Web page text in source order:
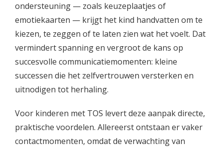
ondersteuning — zoals keuzeplaatjes of
emotiekaarten — krijgt het kind handvatten om te
kiezen, te zeggen of te laten zien wat het voelt. Dat
vermindert spanning en vergroot de kans op
succesvolle communicatiemomenten: kleine
successen die het zelfvertrouwen versterken en
uitnodigen tot herhaling.
Voor kinderen met TOS levert deze aanpak directe,
praktische voordelen. Allereerst ontstaan er vaker
contactmomenten, omdat de verwachting van